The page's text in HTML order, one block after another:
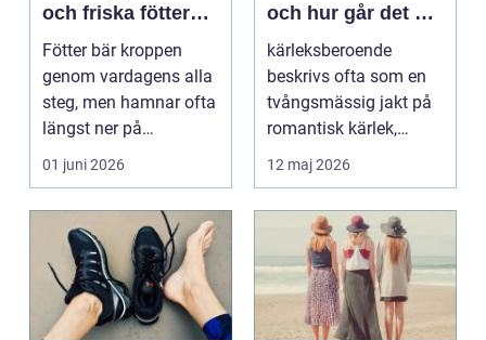
och friska fötter
året runt
Fötter bär kroppen
genom vardagens alla
steg, men hamnar ofta
längst ner på
prioriteringslistan.
Mån...
01 juni 2026
och hur går det att
bryta mönstret?
kärleksberoende
beskrivs ofta som en
tvångsmässig jakt på
romantisk kärlek,
närhet eller
bekräftelse...
12 maj 2026